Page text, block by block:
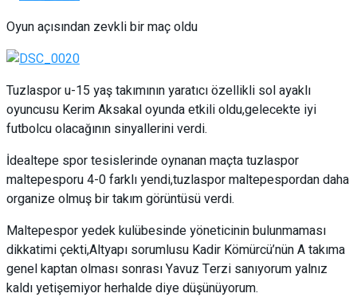
Oyun açısından zevkli bir maç oldu
Tuzlaspor u-15 yaş takımının yaratıcı özellikli sol ayaklı
oyuncusu Kerim Aksakal oyunda etkili oldu,gelecekte iyi
futbolcu olacağının sinyallerini verdi.
İdealtepe spor tesislerinde oynanan maçta tuzlaspor
maltepesporu 4-0 farklı yendi,tuzlaspor maltepespordan daha
organize olmuş bir takım görüntüsü verdi.
Maltepespor yedek kulübesinde yöneticinin bulunmaması
dikkatimi çekti,Altyapı sorumlusu Kadir Kömürcü’nün A takıma
genel kaptan olması sonrası Yavuz Terzi sanıyorum yalnız
kaldı yetişemiyor herhalde diye düşünüyorum.